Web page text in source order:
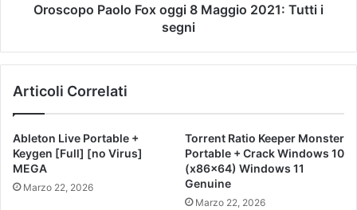
Oroscopo Paolo Fox oggi 8 Maggio 2021: Tutti i
segni
Articoli Correlati
Ableton Live Portable +
Keygen [Full] [no Virus]
MEGA
Marzo 22, 2026
Torrent Ratio Keeper Monster
Portable + Crack Windows 10
(x86x64) Windows 11
Genuine
Marzo 22, 2026